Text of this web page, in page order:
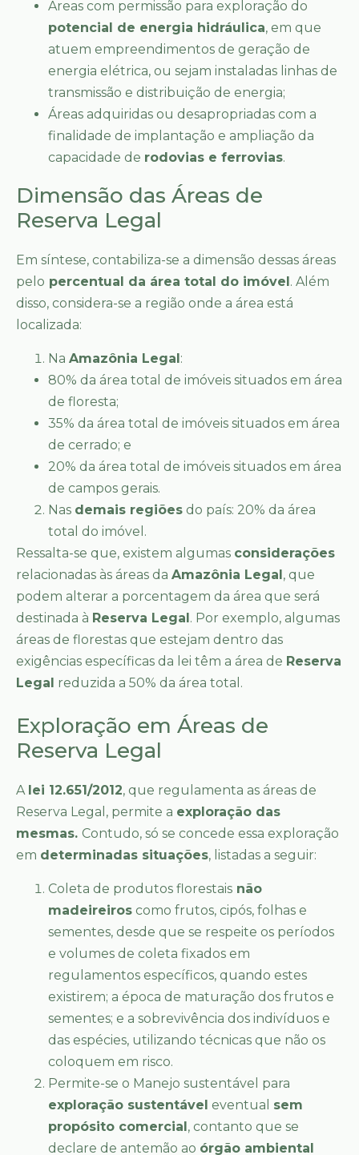
Áreas com permissão para exploração do
potencial de energia hidráulica, em que
atuem empreendimentos de geração de
energia elétrica, ou sejam instaladas linhas de
transmissão e distribuição de energia;
Áreas adquiridas ou desapropriadas com a
finalidade de implantação e ampliação da
capacidade de rodovias e ferrovias.
Dimensão das Áreas de
Reserva Legal
Em síntese, contabiliza-se a dimensão dessas áreas
pelo percentual da área total do imóvel . Além
disso, considera-se a região onde a área está
localizada:
Na Amazônia Legal:
80% da área total de imóveis situados em área
de floresta;
35% da área total de imóveis situados em área
de cerrado; e
20% da área total de imóveis situados em área
de campos gerais.
Nas demais regiões do país: 20% da área
total do imóvel.
Ressalta-se que, existem algumas considerações
relacionadas às áreas da Amazônia Legal, que
podem alterar a porcentagem da área que será
destinada à Reserva Legal. Por exemplo, algumas
áreas de florestas que estejam dentro das
exigências específicas da lei têm a área de Reserva
Legal reduzida a 50% da área total.
Exploração em Áreas de
Reserva Legal
A lei 12.651/2012, que regulamenta as áreas de
Reserva Legal, permite a exploração das
mesmas. Contudo, só se concede essa exploração
em determinadas situações, listadas a seguir:
Coleta de produtos florestais não
madeireiros como frutos, cipós, folhas e
sementes, desde que se respeite os períodos
e volumes de coleta fixados em
regulamentos específicos, quando estes
existirem; a época de maturação dos frutos e
sementes; e a sobrevivência dos indivíduos e
das espécies, utilizando técnicas que não os
coloquem em risco.
Permite-se o Manejo sustentável para
exploração sustentável eventual sem
propósito comercial, contanto que se
declare de antemão ao órgão ambiental